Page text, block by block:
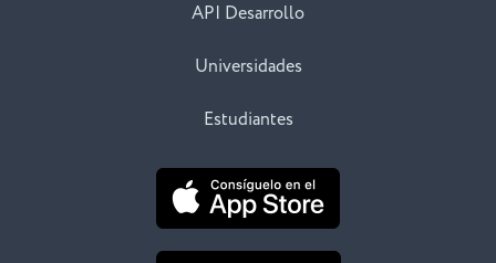
API Desarrollo
Universidades
Estudiantes